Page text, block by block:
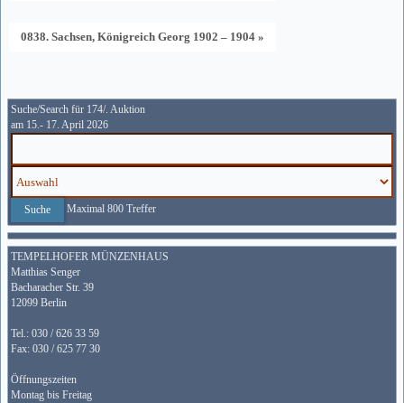
0838. Sachsen, Königreich Georg 1902 – 1904 »
Suche/Search für 174/. Auktion
am 15.- 17. April 2026
Maximal 800 Treffer
TEMPELHOFER MÜNZENHAUS
Matthias Senger
Bacharacher Str. 39
12099 Berlin
Tel.: 030 / 626 33 59
Fax: 030 / 625 77 30
Öffnungszeiten
Montag bis Freitag